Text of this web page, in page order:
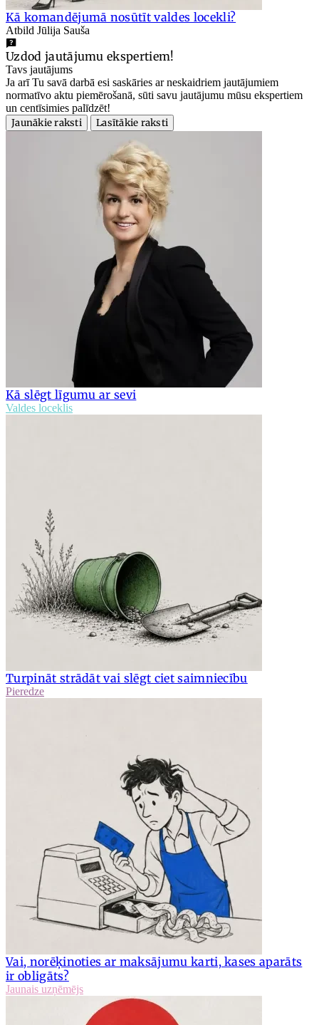
Kā komandējumā nosūtīt valdes locekli?
Atbild Jūlija Sauša
Uzdod jautājumu ekspertiem!
Tavs jautājums
Ja arī Tu savā darbā esi saskāries ar neskaidriem jautājumiem
normatīvo aktu piemērošanā, sūti savu jautājumu mūsu ekspertiem
un centīsimies palīdzēt!
Jaunākie raksti
Lasītākie raksti
Kā slēgt līgumu ar sevi
Valdes loceklis
Turpināt strādāt vai slēgt ciet saimniecību
Pieredze
Vai, norēķinoties ar maksājumu karti, kases aparāts
ir obligāts?
Jaunais uzņēmējs